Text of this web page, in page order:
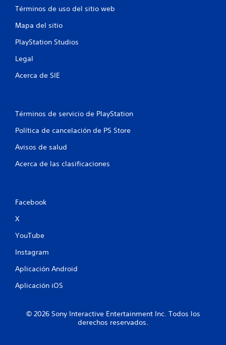
Términos de uso del sitio web
Mapa del sitio
PlayStation Studios
Legal
Acerca de SIE
Términos de servicio de PlayStation
Política de cancelación de PS Store
Avisos de salud
Acerca de las clasificaciones
Facebook
X
YouTube
Instagram
Aplicación Android
Aplicación iOS
© 2026 Sony Interactive Entertainment Inc. Todos los
derechos reservados.